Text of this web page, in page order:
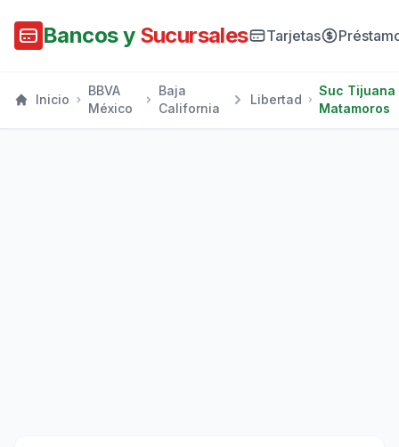
Bancos y Sucursales Tarjetas
Inicio
BBVA
México
Baja
California
Libertad
Suc Tijuana
Matamoros